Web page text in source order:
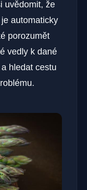
uvědomit, že
automaticky
porozumět
vedly k dané
hledat cestu